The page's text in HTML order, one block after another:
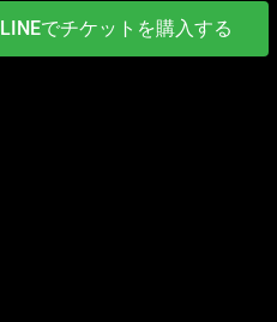
LINEでチケットを購入する